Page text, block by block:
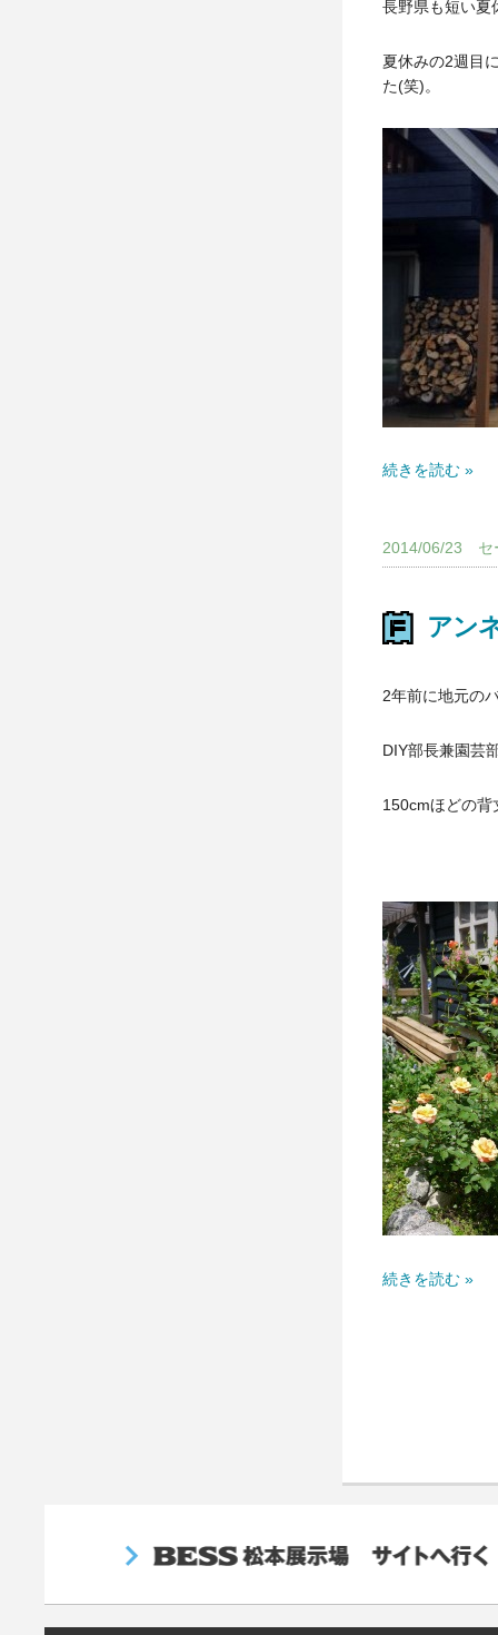
長野県も短い夏
夏休みの2週目
た(笑)。
続きを読む »
2014/06/23 セ
アン
2年前に地元の
DIY部長兼園芸
150cmほどの背
続きを読む »